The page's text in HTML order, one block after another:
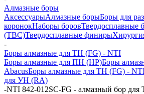
Алмазные боры
АксессуарыАлмазные борыБоры для
коронокНаборы боровТвердосплавные
(ТВС)Твердосплавные финиры
-
Боры алмазные для ТН (FG) - NTI
Боры алмазные для ПН (HP)Боры
AbacusБоры алмазные для ТН (FG) -
для УН (RA)
-NTI 842-012SC-FG - алмазный бор для